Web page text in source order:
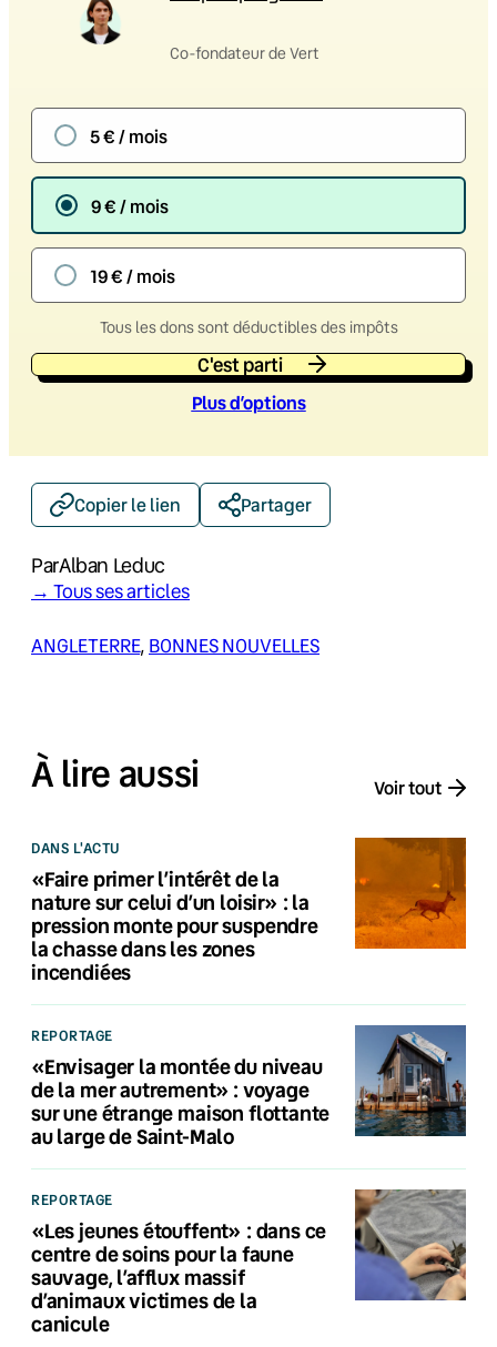
Co-fondateur de Vert
5 € / mois
9 € / mois
19 € / mois
Tous les dons sont déductibles des impôts
C'est parti
Plus d’options
Copier le lien Partager
ParAlban Leduc
→ Tous ses articles
ANGLETERRE, BONNES NOUVELLES
À lire aussi Voir tout
DANS L'ACTU
«Faire primer l’intérêt de la
nature sur celui d’un loisir» : la
pression monte pour suspendre
la chasse dans les zones
incendiées
REPORTAGE
«Envisager la montée du niveau
de la mer autrement» : voyage
sur une étrange maison flottante
au large de Saint-Malo
REPORTAGE
«Les jeunes étouffent» : dans ce
centre de soins pour la faune
sauvage, l’afflux massif
d’animaux victimes de la
canicule